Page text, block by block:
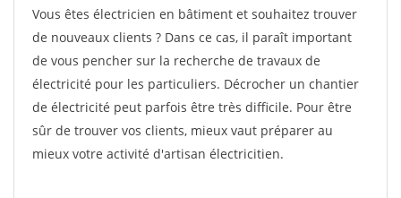
Vous êtes électricien en bâtiment et souhaitez trouver
de nouveaux clients ? Dans ce cas, il paraît important
de vous pencher sur la recherche de travaux de
électricité pour les particuliers. Décrocher un chantier
de électricité peut parfois être très difficile. Pour être
sûr de trouver vos clients, mieux vaut préparer au
mieux votre activité d'artisan électricitien.